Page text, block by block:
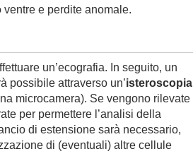
e perdite anomale.
un’ecografia. In seguito, un
possibile attraverso un’isteroscopia
microcamera). Se vengono rilevate
per permettere l’analisi della
di estensione sarà necessario,
di (eventuali) altre cellule